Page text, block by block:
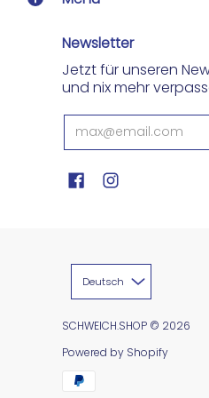
Newsletter
Jetzt für unseren
und nix mehr
Deutsch
SCHWEICH.SHOP © 2026
Powered by Shopify